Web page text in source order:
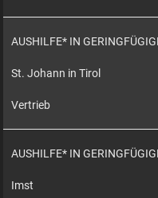
AUSHILFE* IN
St. Johann in Tirol
Vertrieb
AUSHILFE* IN
Imst